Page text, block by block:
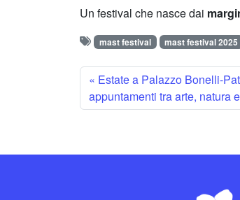
Un festival che nasce dai
mast festival mast festival 2025
Estate a Palazzo Bonelli-
appuntamenti tra arte, natura